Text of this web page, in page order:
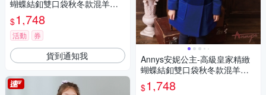
蝴蝶結釦雙口袋秋冬款混羊毛
大衣*6676紅色
$1,748
活動 券
貨到通知我
Annys安妮公主-高級皇家精緻
蝴蝶結釦雙口袋秋冬款混羊毛
大衣*6676藍色
$1,748